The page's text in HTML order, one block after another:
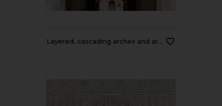
Layered, cascading arches and architectural detail inside the Raja Mahal, palace of the Bundela Rajputs in Orchha, Madhya Pradesh.